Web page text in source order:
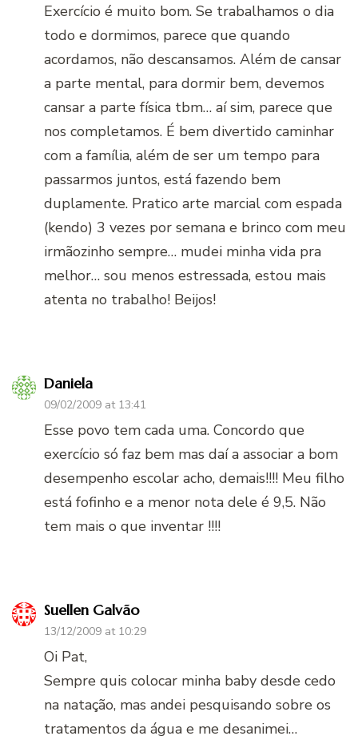
Exercício é muito bom. Se trabalhamos o dia
todo e dormimos, parece que quando
acordamos, não descansamos. Além de cansar
a parte mental, para dormir bem, devemos
cansar a parte física tbm… aí sim, parece que
nos completamos. É bem divertido caminhar
com a família, além de ser um tempo para
passarmos juntos, está fazendo bem
duplamente. Pratico arte marcial com espada
(kendo) 3 vezes por semana e brinco com meu
irmãozinho sempre… mudei minha vida pra
melhor… sou menos estressada, estou mais
atenta no trabalho! Beijos!
Daniela
09/02/2009 at 13:41
Esse povo tem cada uma. Concordo que
exercício só faz bem mas daí a associar a bom
desempenho escolar acho, demais!!!! Meu filho
está fofinho e a menor nota dele é 9,5. Não
tem mais o que inventar !!!!
Suellen Galvão
13/12/2009 at 10:29
Oi Pat,
Sempre quis colocar minha baby desde cedo
na natação, mas andei pesquisando sobre os
tratamentos da água e me desanimei…